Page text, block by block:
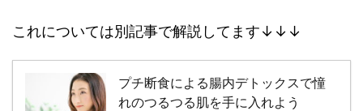
これについては別記事で解説してます↓↓↓
プチ断食による腸内デトックスで憧
れのつるつる肌を手に入れよう